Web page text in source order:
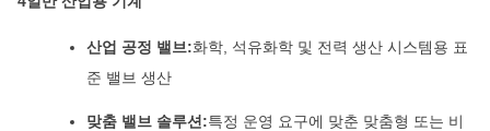
산업 공정 밸브:화학, 석유화학 및 전력 생산 시스템용 표
준 밸브 생산
맞춤 밸브 솔루션:특정 운영 요구에 맞춘 맞춤형 또는 비